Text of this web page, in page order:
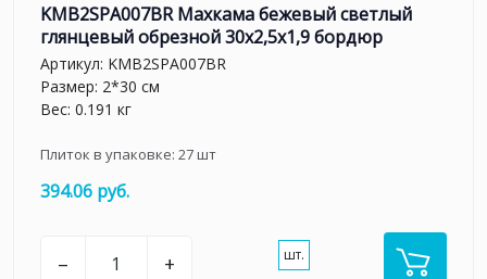
KMB2SPA007BR Махкама бежевый светлый
глянцевый обрезной 30x2,5x1,9 бордюр
Артикул: KMB2SPA007BR
Размер: 2*30 см
Вес: 0.191 кг
Плиток в упаковке: 27шт
394.06 руб.
– + шт.